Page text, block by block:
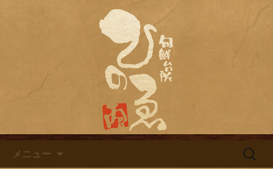
名古屋市栄にある居酒屋「旬鮮
台所ひのゑ」のブログ
名古屋市栄にある居酒屋「旬鮮台所ひ
のゑ（ひのえ）」。豊富な焼酎と海鮮
料理を中心とした、お酒に合う肴を楽
しめるお店です。季節で変わるおすす
めメニューや日替わりランチの新着情
報を随時更新中。
メニュー
検